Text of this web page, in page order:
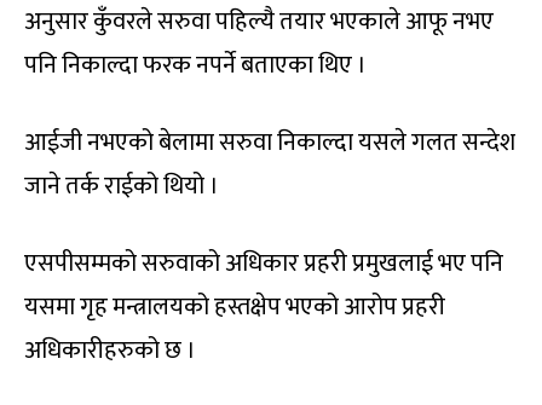
अनुसार कुँवरले सरुवा पहिल्यै तयार भएकाले आफू नभए
पनि निकाल्दा फरक नपर्ने बताएका थिए ।
आईजी नभएको बेलामा सरुवा निकाल्दा यसले गलत सन्देश
जाने तर्क राईको थियो ।
एसपीसम्मको सरुवाको अधिकार प्रहरी प्रमुखलाई भए पनि
यसमा गृह मन्त्रालयको हस्तक्षेप भएको आरोप प्रहरी
अधिकारीहरुको छ ।